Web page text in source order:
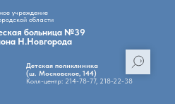
учреждение
области
больница №39
Н.Новгорода
Детская поликлиника
(ш. Московское, 144)
Колл-центр: 214-78-77, 218-22-38